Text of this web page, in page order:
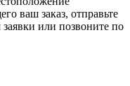
ваш заказ, отправьте
или позвоните по